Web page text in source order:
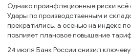
Однако проинфляционные риски
Удары по производственным и
прекратились, а осенью на индекс
повлияет плановое повышение
24 июля Банк России снизил